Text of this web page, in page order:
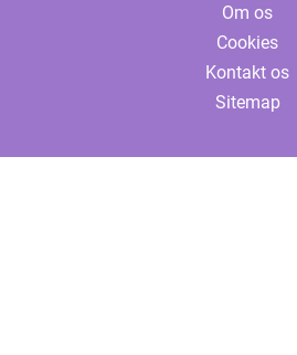
Om os
Cookies
Kontakt os
Sitemap